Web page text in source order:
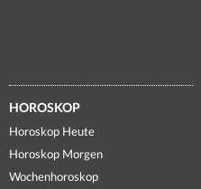
HOROSKOP
Horoskop Heute
Horoskop Morgen
Wochenhoroskop